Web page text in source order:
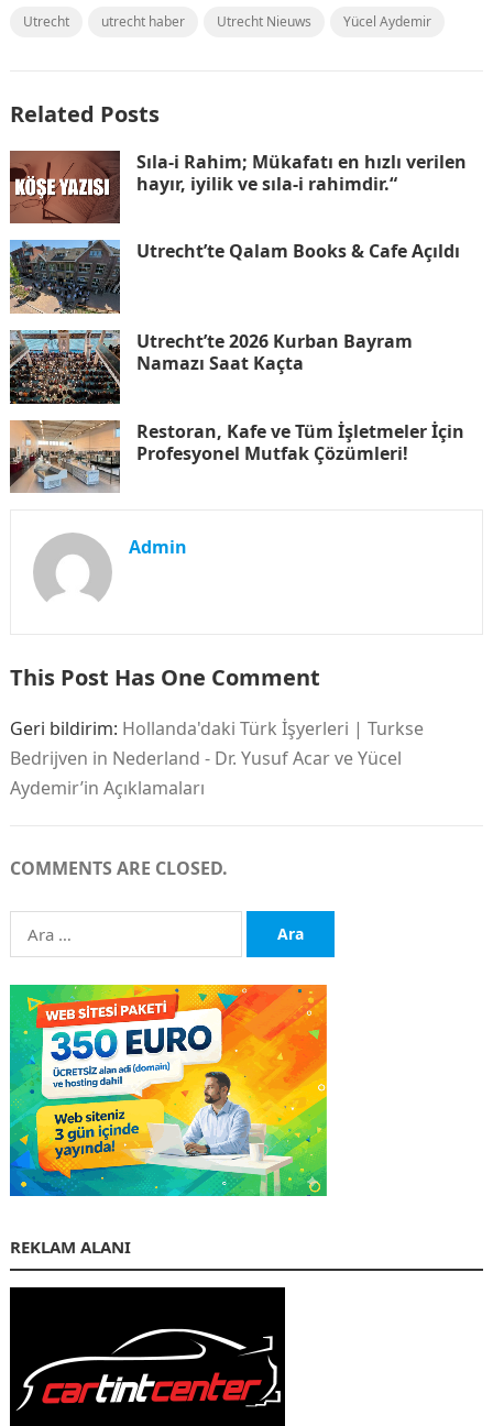
Utrecht utrecht haber Utrecht Nieuws Yücel Aydemir
Related Posts
Sıla-i Rahim; Mükafatı en hızlı verilen
hayır, iyilik ve sıla-i rahimdir.“
Utrecht’te Qalam Books & Cafe Açıldı
Utrecht’te 2026 Kurban Bayram
Namazı Saat Kaçta
Restoran, Kafe ve Tüm İşletmeler İçin
Profesyonel Mutfak Çözümleri!
Admin
This Post Has One Comment
Geri bildirim: Hollanda'daki Türk İşyerleri | Turkse
Bedrijven in Nederland - Dr. Yusuf Acar ve Yücel
Aydemir’in Açıklamaları
COMMENTS ARE CLOSED.
Arama:
REKLAM ALANI